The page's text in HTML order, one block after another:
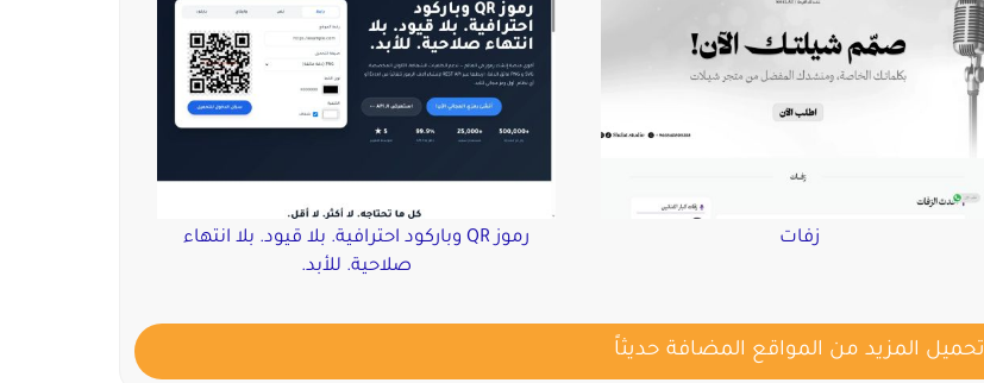
زفات
رموز QR وباركود احترافية. بلا قيود. بلا انتهاء
صلاحية. للأبد.
تحميل المزيد من المواقع المضافة حديثاً